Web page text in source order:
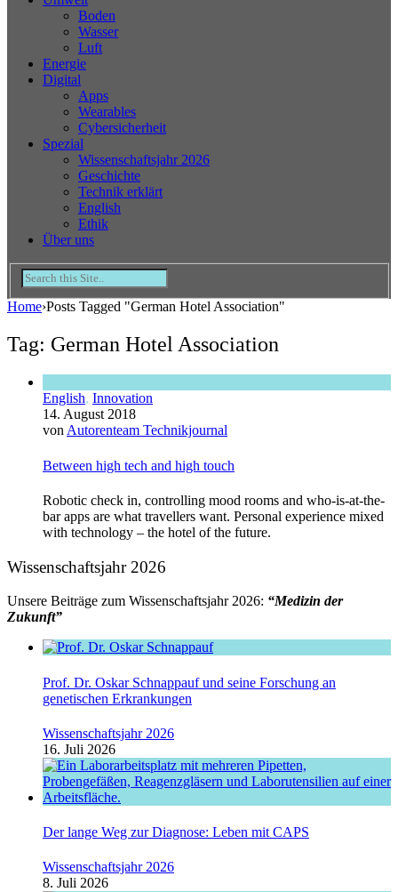
Boden
Wasser
Luft
Energie
Digital
Apps
Wearables
Cybersicherheit
Spezial
Wissenschaftsjahr 2026
Geschichte
Technik erklärt
English
Ethik
Über uns
Home›Posts Tagged "German Hotel Association"
Tag: German Hotel Association
English, Innovation
14. August 2018
von Autorenteam Technikjournal
Between high tech and high touch
Robotic check in, controlling mood rooms and who-is-at-the-
bar apps are what travellers want. Personal experience mixed
with technology – the hotel of the future.
Wissenschaftsjahr 2026
Unsere Beiträge zum Wissenschaftsjahr 2026: “Medizin der
Zukunft”
Prof. Dr. Oskar Schnappauf und seine Forschung an
genetischen Erkrankungen
Wissenschaftsjahr 2026
16. Juli 2026
Der lange Weg zur Diagnose: Leben mit CAPS
Wissenschaftsjahr 2026
8. Juli 2026